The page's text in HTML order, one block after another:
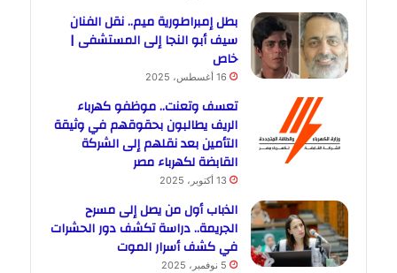
بطل إمبراطورية ميم.. نقل الفنان
سيف أبو النجا إلى المستشفى |
خاص
16 أغسطس، 2025
تعسف وتعنت.. موظفو كهرباء
الريف يطالبون بحقوقهم في وثيقة
التأمين بعد نقلهم إلى الشركة
القابضة لكهرباء مصر
13 أكتوبر، 2025
الذباب أول من يصل إلى مسرح
الجريمة.. دراسة تكشف دور الحشرات
في كشف أسرار الموت
5 نوفمبر، 2025